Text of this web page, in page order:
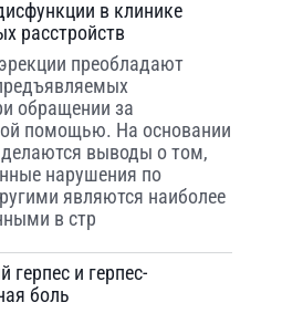
в клинике
расстройств
преобладают
обращении за
помощью. На основании
делаются выводы о том,
нарушения по
являются наиболее
в стр
и герпес-
боль